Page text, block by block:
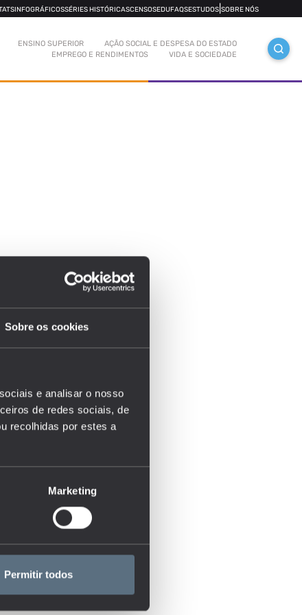
Sobre os cookies
e analisar o nosso
de redes sociais, de
recolhidas por estes a
Marketing
Permitir todos
INFOGRÁFICOSSÉRIES HISTÓRICASCENSOSEDUFAQSESTUDOS SOBRE NÓS
ENSINO SUPERIOR
AÇÃO SOCIAL E DESPESA DO ESTADO
EMPREGO E RENDIMENTOS
VIDA E SOCIEDADE